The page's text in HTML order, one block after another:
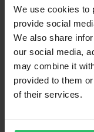
We use cookies to
provide social
We also share
our social media,
may combine it
provided to them
of their services.
5 499 kr -17%
Interphone U-Com 16
Dubbelförpackning